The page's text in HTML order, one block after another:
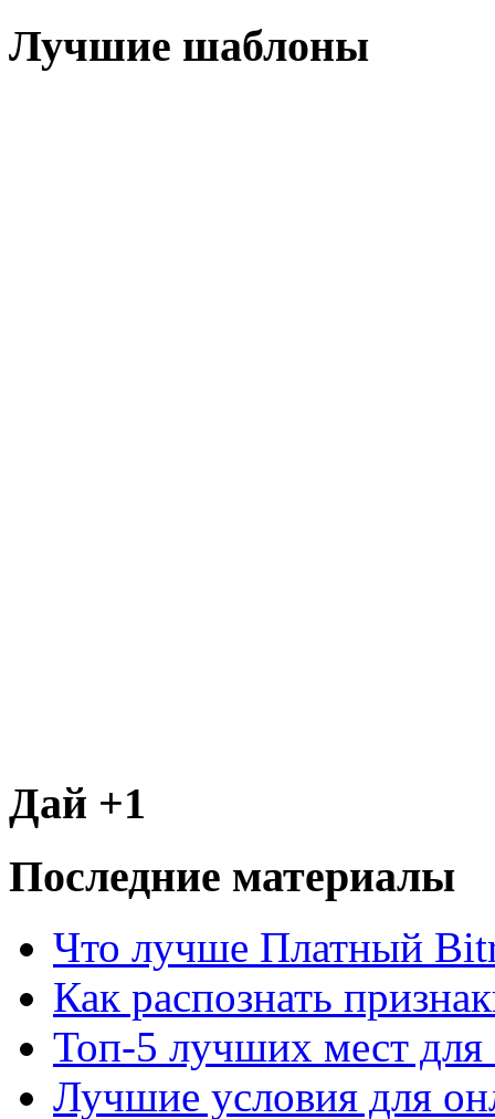
Лучшие шаблоны
Дай +1
Последние материалы
Что лучше Платный
Как распознать
Топ-5 лучших мест для
Лучшие условия для